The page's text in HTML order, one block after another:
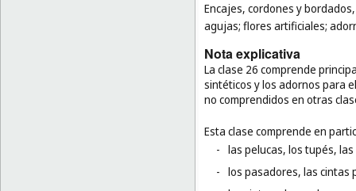
Encajes, cordones y
agujas; flores artificiales;
Nota explicativa
La clase 26 comprende
sintéticos y los adornos para
no comprendidos en otras
Esta clase comprende en
- las pelucas, los tupés,
- los pasadores, las cintas